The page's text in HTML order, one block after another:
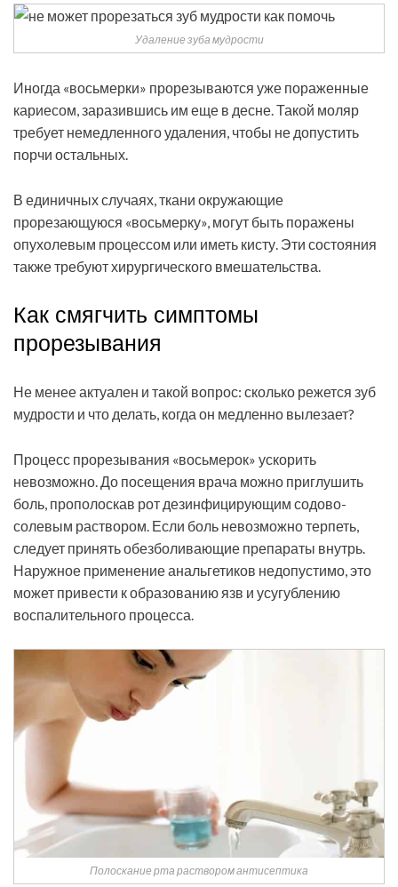
Удаление зуба мудрости
Иногда «восьмерки» прорезываются уже пораженные
кариесом, заразившись им еще в десне. Такой моляр
требует немедленного удаления, чтобы не допустить
порчи остальных.
В единичных случаях, ткани окружающие
прорезающуюся «восьмерку», могут быть поражены
опухолевым процессом или иметь кисту. Эти состояния
также требуют хирургического вмешательства.
Как смягчить симптомы
прорезывания
Не менее актуален и такой вопрос: сколько режется зуб
мудрости и что делать, когда он медленно вылезает?
Процесс прорезывания «восьмерок» ускорить
невозможно. До посещения врача можно приглушить
боль, прополоскав рот дезинфицирующим содово-
солевым раствором. Если боль невозможно терпеть,
следует принять обезболивающие препараты внутрь.
Наружное применение анальгетиков недопустимо, это
может привести к образованию язв и усугублению
воспалительного процесса.
Полоскание рта раствором антисептика